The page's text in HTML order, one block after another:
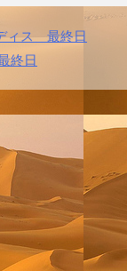
ィス 最終日
終日